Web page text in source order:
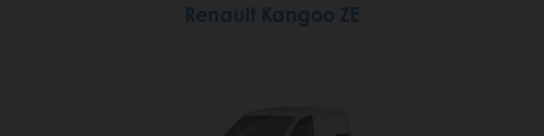
Renault Kangoo ZE